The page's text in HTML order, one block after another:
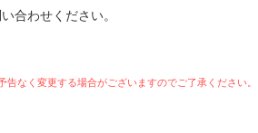
合わせください。
告なく変更する場合がございますのでご了承ください。